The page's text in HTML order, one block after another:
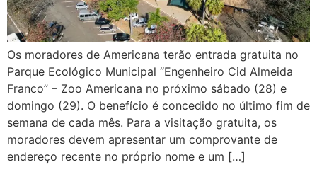
Os moradores de Americana terão entrada gratuita no
Parque Ecológico Municipal “Engenheiro Cid Almeida
Franco” – Zoo Americana no próximo sábado (28) e
domingo (29). O benefício é concedido no último fim de
semana de cada mês. Para a visitação gratuita, os
moradores devem apresentar um comprovante de
endereço recente no próprio nome e um […]